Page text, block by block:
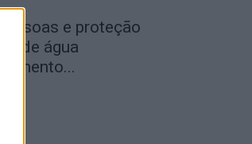
e proteção
de água